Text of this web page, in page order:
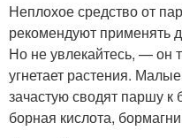
Неплохое средство от
рекомендуют применять
Но не увлекайтесь, — он
угнетает растения.
зачастую сводят паршу к
борная кислота,